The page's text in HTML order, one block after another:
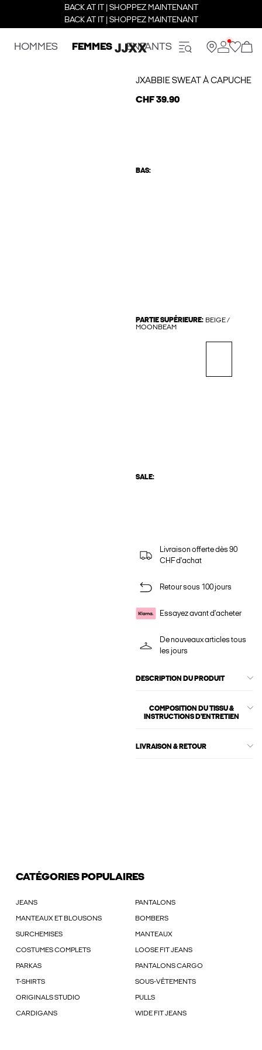
BACK AT IT | SHOPPEZ MAINTENANT
BACK AT IT | SHOPPEZ MAINTENANT
HOMMES FEMMES ENFANTS
JXABBIE SWEAT À CAPUCHE
CHF 39.90
BAS:
PARTIE SUPÉRIEURE: BEIGE /
MOONBEAM
SALE:
Livraison offerte dès 90
CHF d'achat
Retour sous 100 jours
Essayez avant d'acheter
De nouveaux articles tous
les jours
DESCRIPTION DU PRODUIT
COMPOSITION DU TISSU &
INSTRUCTIONS D'ENTRETIEN
LIVRAISON & RETOUR
CATÉGORIES POPULAIRES
JEANS PANTALONS
MANTEAUX ET BLOUSONS BOMBERS
SURCHEMISES MANTEAUX
COSTUMES COMPLETS LOOSE FIT JEANS
PARKAS PANTALONS CARGO
T-SHIRTS SOUS-VÊTEMENTS
ORIGINALS STUDIO PULLS
CARDIGANS WIDE FIT JEANS